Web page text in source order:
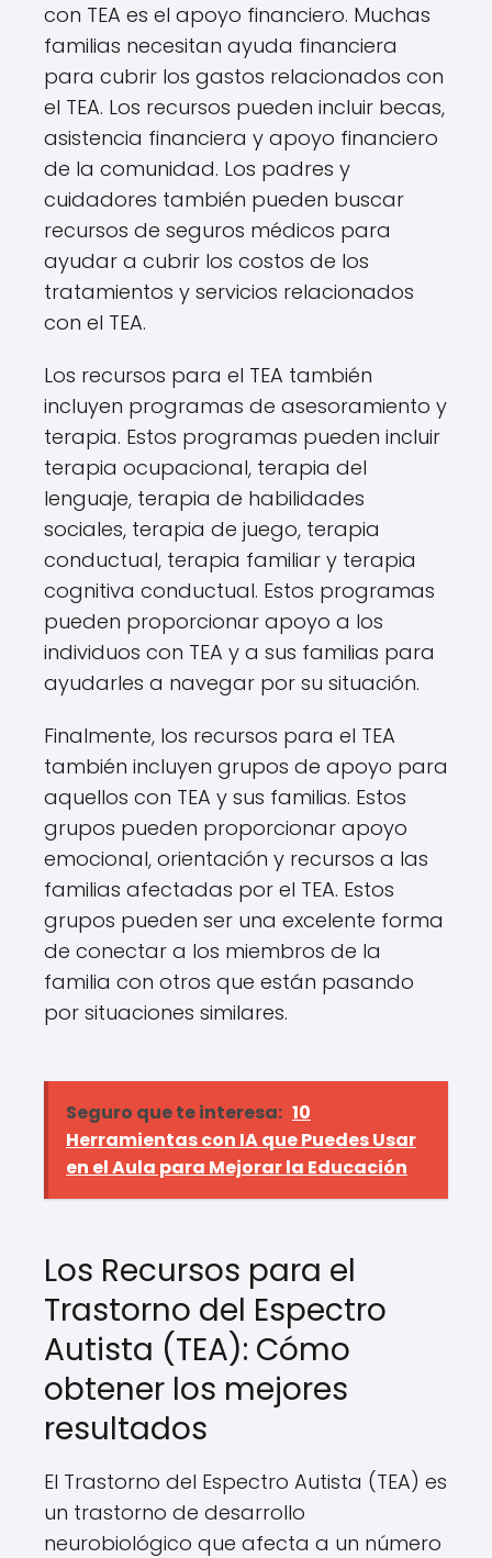
con TEA es el apoyo financiero. Muchas
familias necesitan ayuda financiera
para cubrir los gastos relacionados con
el TEA. Los recursos pueden incluir becas,
asistencia financiera y apoyo financiero
de la comunidad. Los padres y
cuidadores también pueden buscar
recursos de seguros médicos para
ayudar a cubrir los costos de los
tratamientos y servicios relacionados
con el TEA.
Los recursos para el TEA también
incluyen programas de asesoramiento y
terapia. Estos programas pueden incluir
terapia ocupacional, terapia del
lenguaje, terapia de habilidades
sociales, terapia de juego, terapia
conductual, terapia familiar y terapia
cognitiva conductual. Estos programas
pueden proporcionar apoyo a los
individuos con TEA y a sus familias para
ayudarles a navegar por su situación.
Finalmente, los recursos para el TEA
también incluyen grupos de apoyo para
aquellos con TEA y sus familias. Estos
grupos pueden proporcionar apoyo
emocional, orientación y recursos a las
familias afectadas por el TEA. Estos
grupos pueden ser una excelente forma
de conectar a los miembros de la
familia con otros que están pasando
por situaciones similares.
Seguro que te interesa: 10
Herramientas con IA que Puedes Usar
en el Aula para Mejorar la Educación
Los Recursos para el
Trastorno del Espectro
Autista (TEA): Cómo
obtener los mejores
resultados
El Trastorno del Espectro Autista (TEA) es
un trastorno de desarrollo
neurobiológico que afecta a un número